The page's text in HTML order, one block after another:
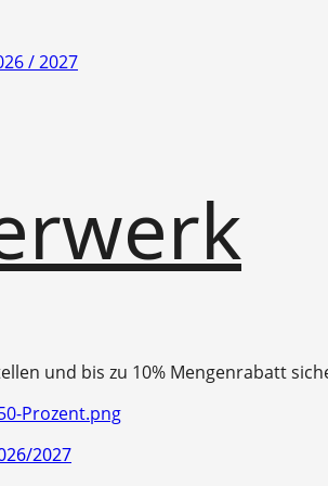
/ 2027
und bis zu 10% Mengenrabatt
2027